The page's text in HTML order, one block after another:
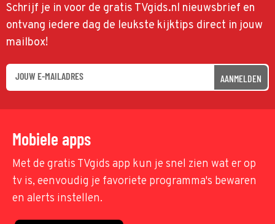
Schrijf je in voor de gratis TVgids.nl nieuwsbrief en
ontvang iedere dag de leukste kijktips direct in jouw
mailbox!
AANMELDEN
Mobiele apps
Met de gratis TVgids app kun je snel zien wat er op
tv is, eenvoudig je favoriete programma's bewaren
en alerts instellen.